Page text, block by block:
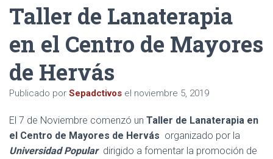
Taller de Lanaterapia
en el Centro de Mayores
de Hervás
Publicado por Sepadctivos el noviembre 5, 2019
El 7 de Noviembre comenzó un Taller de Lanaterapia en
el Centro de Mayores de Hervás organizado por la
Universidad Popular dirigido a fomentar la promoción de